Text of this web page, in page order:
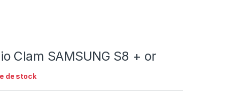
Clam SAMSUNG S8 + or
de stock